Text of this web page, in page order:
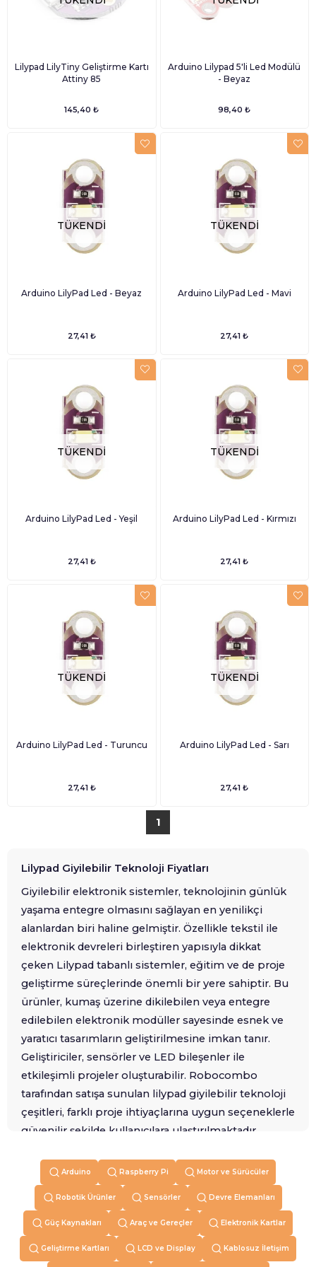
Lilypad LilyTiny Geliştirme Kartı
Attiny 85
145,40 ₺
Arduino Lilypad 5'li Led Modülü
- Beyaz
98,40 ₺
TÜKENDI
Arduino LilyPad Led - Beyaz
27,41 ₺
TÜKENDI
Arduino LilyPad Led - Mavi
27,41 ₺
TÜKENDI
Arduino LilyPad Led - Yeşil
27,41 ₺
TÜKENDI
Arduino LilyPad Led - Kırmızı
27,41 ₺
TÜKENDI
Arduino LilyPad Led - Turuncu
27,41 ₺
TÜKENDI
Arduino LilyPad Led - Sarı
27,41 ₺
1
Lilypad Giyilebilir Teknoloji Fiyatları
Giyilebilir elektronik sistemler, teknolojinin günlük
yaşama entegre olmasını sağlayan en yenilikçi
alanlardan biri haline gelmiştir. Özellikle tekstil ile
elektronik devreleri birleştiren yapısıyla dikkat
çeken Lilypad tabanlı sistemler, eğitim ve de proje
geliştirme süreçlerinde önemli bir yere sahiptir. Bu
ürünler, kumaş üzerine dikilebilen veya entegre
edilebilen elektronik modüller sayesinde esnek ve
yaratıcı tasarımların geliştirilmesine imkan tanır.
Geliştiriciler, sensörler ve LED bileşenler ile
etkileşimli projeler oluşturabilir. Robocombo
tarafından satışa sunulan lilypad giyilebilir teknoloji
çeşitleri, farklı proje ihtiyaçlarına uygun seçeneklerle
güvenilir şekilde kullanıcılara ulaştırılmaktadır.
aynı zamanda fonksiyonel çözümler de sunar. Bu
sistemler sayesinde hareket algılama, ışık kontrolü
ve çevresel veri toplama gibi işlemler kolayca
gerçekleştirilebilir. Bu alanda kullanılan
yuvarlak tasarımı ve tekstil uyumlu yapısıyla
Arduino Raspberry Pi Motor ve Sürücüler
Robotik Ürünler Sensörler Devre Elemanları
Güç Kaynakları Araç ve Gereçler Elektronik Kartlar
Geliştirme Kartları LCD ve Display Kablosuz İletişim